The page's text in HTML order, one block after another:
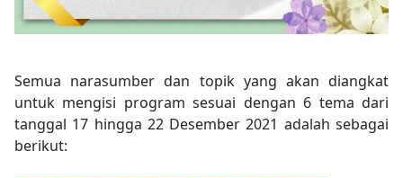
Semua narasumber dan topik yang akan diangkat
untuk mengisi program sesuai dengan 6 tema dari
tanggal 17 hingga 22 Desember 2021 adalah sebagai
berikut: